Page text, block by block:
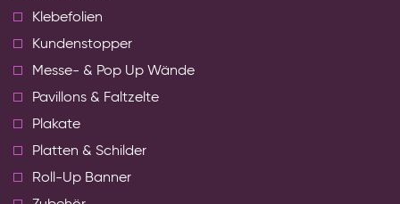
Klebefolien
Kundenstopper
Messe- & Pop Up Wände
Pavillons & Faltzelte
Plakate
Platten & Schilder
Roll-Up Banner